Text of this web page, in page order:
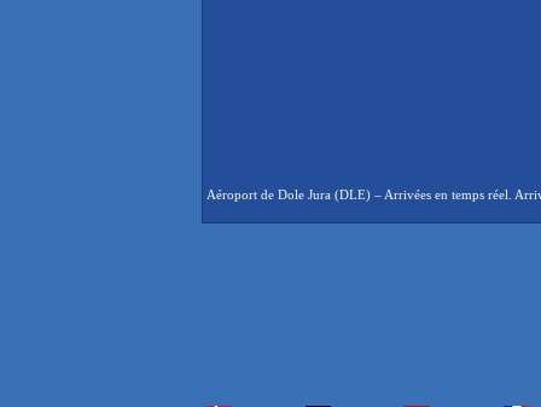
Aéroport de Dole Jura (DLE) – Arrivées en temps réel.